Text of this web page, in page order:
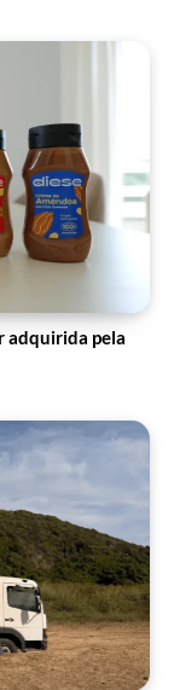
adquirida pela